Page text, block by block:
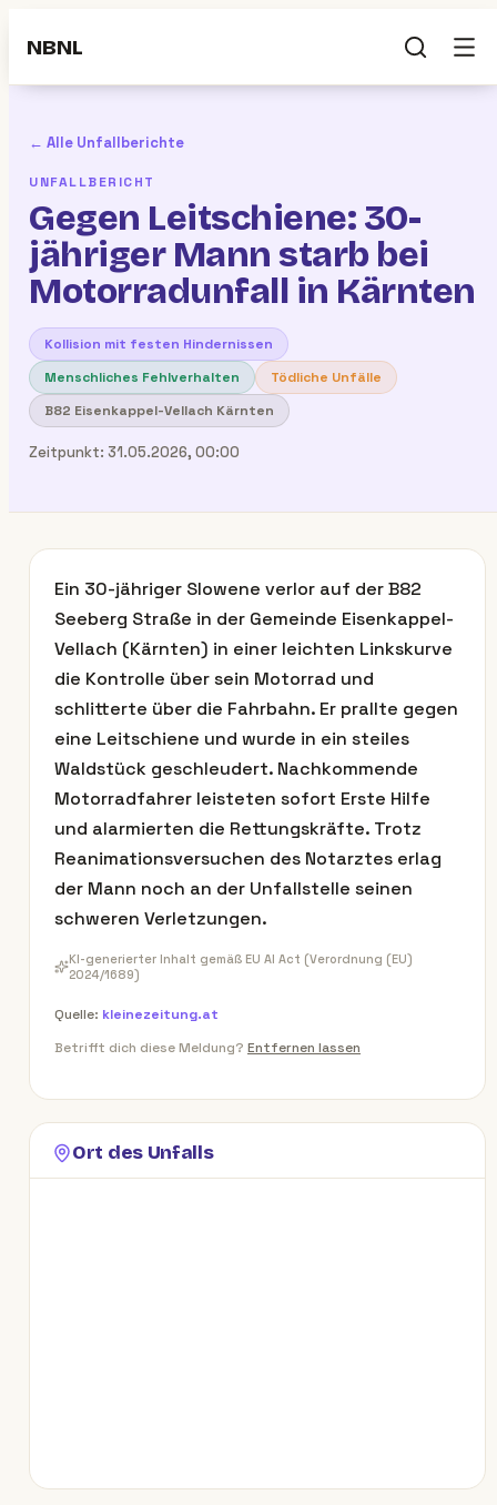
NBNL
← Alle Unfallberichte
UNFALLBERICHT
Gegen Leitschiene: 30-
jähriger Mann starb bei
Motorradunfall in Kärnten
Kollision mit festen Hindernissen
Menschliches Fehlverhalten
Tödliche Unfälle
B82 Eisenkappel-Vellach Kärnten
Zeitpunkt: 31.05.2026, 00:00
Ein 30-jähriger Slowene verlor auf der B82
Seeberg Straße in der Gemeinde Eisenkappel-
Vellach (Kärnten) in einer leichten Linkskurve
die Kontrolle über sein Motorrad und
schlitterte über die Fahrbahn. Er prallte gegen
eine Leitschiene und wurde in ein steiles
Waldstück geschleudert. Nachkommende
Motorradfahrer leisteten sofort Erste Hilfe
und alarmierten die Rettungskräfte. Trotz
Reanimationsversuchen des Notarztes erlag
der Mann noch an der Unfallstelle seinen
schweren Verletzungen.
KI-generierter Inhalt gemäß EU AI Act (Verordnung (EU)
2024/1689)
Quelle: kleinezeitung.at
Betrifft dich diese Meldung? Entfernen lassen
Ort des Unfalls